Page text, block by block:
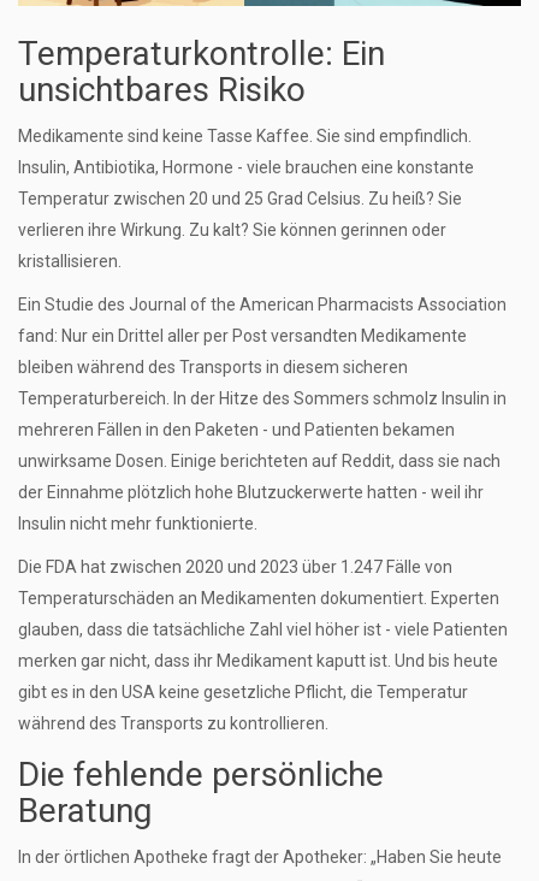
Temperaturkontrolle: Ein
unsichtbares Risiko
Medikamente sind keine Tasse Kaffee. Sie sind empfindlich.
Insulin, Antibiotika, Hormone - viele brauchen eine konstante
Temperatur zwischen 20 und 25 Grad Celsius. Zu heiß? Sie
verlieren ihre Wirkung. Zu kalt? Sie können gerinnen oder
kristallisieren.
Ein Studie des Journal of the American Pharmacists Association
fand: Nur ein Drittel aller per Post versandten Medikamente
bleiben während des Transports in diesem sicheren
Temperaturbereich. In der Hitze des Sommers schmolz Insulin in
mehreren Fällen in den Paketen - und Patienten bekamen
unwirksame Dosen. Einige berichteten auf Reddit, dass sie nach
der Einnahme plötzlich hohe Blutzuckerwerte hatten - weil ihr
Insulin nicht mehr funktionierte.
Die FDA hat zwischen 2020 und 2023 über 1.247 Fälle von
Temperaturschäden an Medikamenten dokumentiert. Experten
glauben, dass die tatsächliche Zahl viel höher ist - viele Patienten
merken gar nicht, dass ihr Medikament kaputt ist. Und bis heute
gibt es in den USA keine gesetzliche Pflicht, die Temperatur
während des Transports zu kontrollieren.
Die fehlende persönliche
Beratung
In der örtlichen Apotheke fragt der Apotheker: „Haben Sie heute